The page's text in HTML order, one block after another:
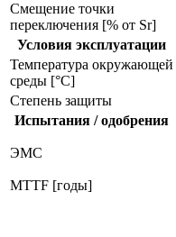
Смещение точки
переключения [% от Sr]
Условия эксплуатации
Температура окружающей
среды [°C]
Степень защиты
Испытания / одобрения
ЭMC
MTTF [годы]